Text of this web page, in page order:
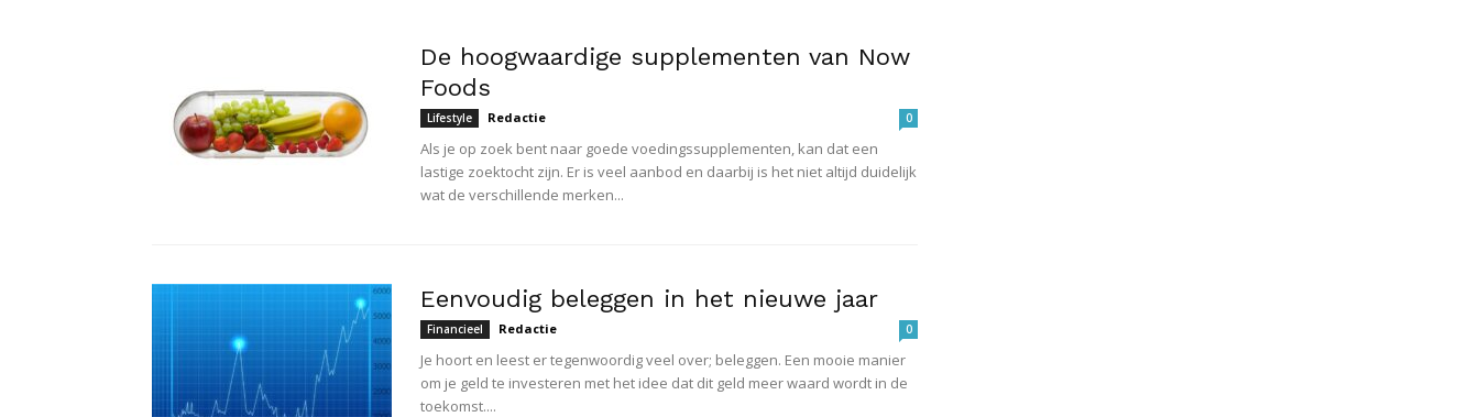
De hoogwaardige supplementen van Now
Foods
Lifestyle Redactie 0
Als je op zoek bent naar goede voedingssupplementen, kan dat een
lastige zoektocht zijn. Er is veel aanbod en daarbij is het niet altijd duidelijk
wat de verschillende merken...
Eenvoudig beleggen in het nieuwe jaar
Financieel Redactie 0
Je hoort en leest er tegenwoordig veel over; beleggen. Een mooie manier
om je geld te investeren met het idee dat dit geld meer waard wordt in de
toekomst....